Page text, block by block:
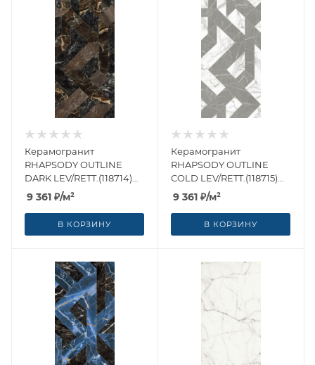
Керамогранит
RHAPSODY OUTLINE
DARK LEV/RETT.(118714)
60x120 от Naxos Ceramica
(Италия)
9 361 ₽/м²
В КОРЗИНУ
Керамогранит
RHAPSODY OUTLINE
COLD LEV/RETT.(118715)
60x120 от Naxos Ceramica
(Италия)
9 361 ₽/м²
В КОРЗИНУ